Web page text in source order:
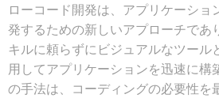
ローコード開発は、アプリケーショ
発するための新しいアプローチであ
キルに頼らずにビジュアルなツール
用してアプリケーションを迅速に構
の手法は、コーディングの必要性を